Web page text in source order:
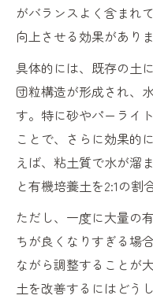
根腐れ防止へ有機
プランター栽
水はけの悪い
軽い培養土で
ト
有機培養土の
夫
プランターで活
有機培養土で
法
がバランスよく含まれ
向上させる効果がありま
具体的には、既存の土
団粒構造が形成され、
す。特に砂やパーライ
ことで、さらに効果的
えば、粘土質で水が溜
と有機培養土を2:1の割
ただし、一度に大量の
ちが良くなりすぎる場
ながら調整することが
土を改善するにはどう